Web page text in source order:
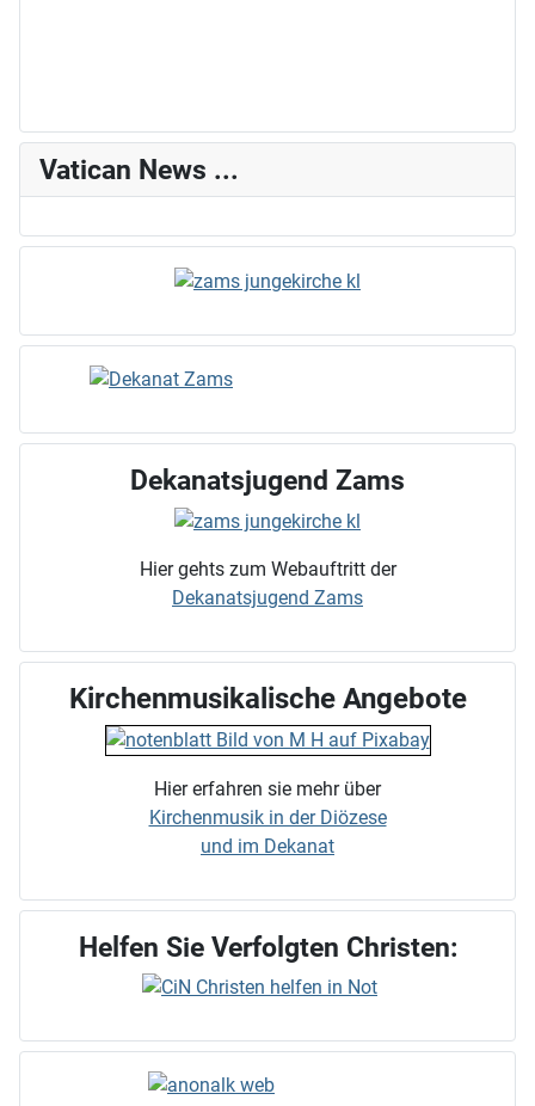
Vatican News ...
Dekanatsjugend Zams
Hier gehts zum Webauftritt der
Dekanatsjugend Zams
Kirchenmusikalische Angebote
Hier erfahren sie mehr über
Kirchenmusik in der Diözese
und im Dekanat
Helfen Sie Verfolgten Christen: